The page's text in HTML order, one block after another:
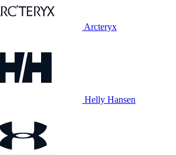
Arcteryx
Helly Hansen